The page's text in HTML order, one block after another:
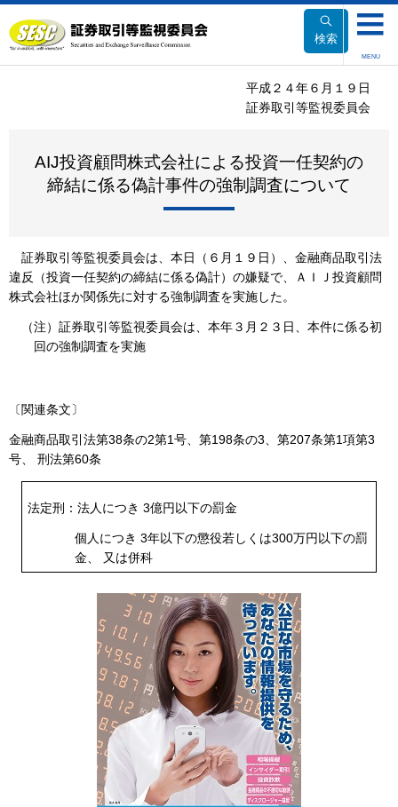
文
へ
検索
MENU
平成２４年６月１９日
証券取引等監視委員会
AIJ投資顧問株式会社による投資一任契約の
締結に係る偽計事件の強制調査について
証券取引等監視委員会は、本日（６月１９日）、金融商品取引法
違反（投資一任契約の締結に係る偽計）の嫌疑で、ＡＩＪ投資顧問
株式会社ほか関係先に対する強制調査を実施した。
（注）証券取引等監視委員会は、本年３月２３日、本件に係る初
回の強制調査を実施
〔関連条文〕
金融商品取引法第38条の2第1号、第198条の3、第207条第1項第3
号、 刑法第60条
法定刑：法人につき 3億円以下の罰金
個人につき 3年以下の懲役若しくは300万円以下の罰
金、 又は併科